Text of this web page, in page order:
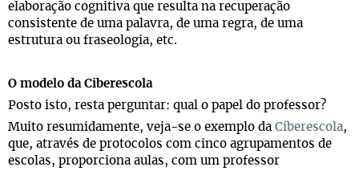
elaboração cognitiva que resulta na recuperação
consistente de uma palavra, de uma regra, de uma
estrutura ou fraseologia, etc.
O modelo da Ciberescola
Posto isto, resta perguntar: qual o papel do professor?
Muito resumidamente, veja-se o exemplo da Ciberescola,
que, através de protocolos com cinco agrupamentos de
escolas, proporciona aulas, com um professor